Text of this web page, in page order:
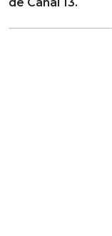
de Canal 13.